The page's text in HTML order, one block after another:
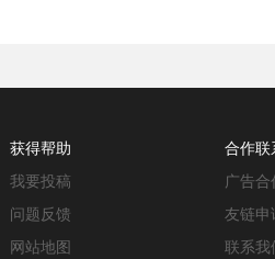
获得帮助
我要投稿
问题反馈
网站地图
合作联
广告合
友链申
联系我